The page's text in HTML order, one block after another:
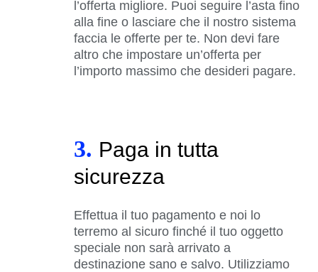
l’offerta migliore. Puoi seguire l’asta fino
alla fine o lasciare che il nostro sistema
faccia le offerte per te. Non devi fare
altro che impostare un’offerta per
l’importo massimo che desideri pagare.
3. Paga in tutta
sicurezza
Effettua il tuo pagamento e noi lo
terremo al sicuro finché il tuo oggetto
speciale non sarà arrivato a
destinazione sano e salvo. Utilizziamo